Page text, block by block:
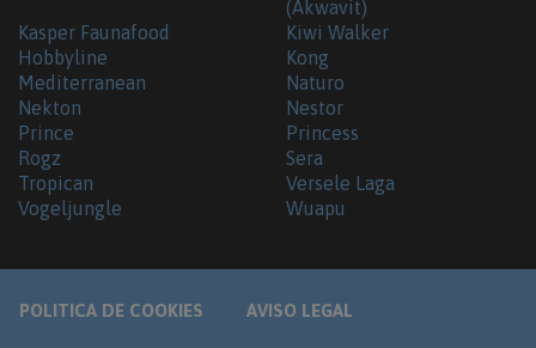
(Akwavit)
Kasper Faunafood
Hobbyline
Kiwi Walker
Kong
Mediterranean
Naturo
Nekton
Nestor
Prince
Princess
Rogz
Sera
Tropican
Versele Laga
Vogeljungle
Wuapu
POLITICA DE COOKIES AVISO LEGAL